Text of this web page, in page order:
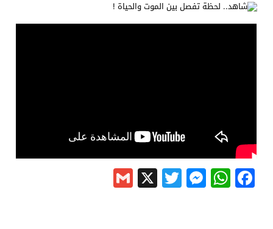
Facebook
WhatsApp
Messenger
Twitter
X